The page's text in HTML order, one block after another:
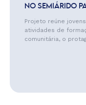
NO SEMIÁRIDO
Projeto reúne
atividades de
comunitária, o